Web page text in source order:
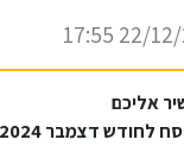
אליכם
לחודש דצמבר 2024